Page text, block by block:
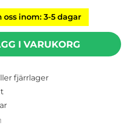
oss inom: 3-5 dagar
I VARUKORG
fjärrlager